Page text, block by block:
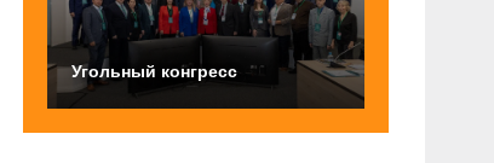
Угольный конгресс